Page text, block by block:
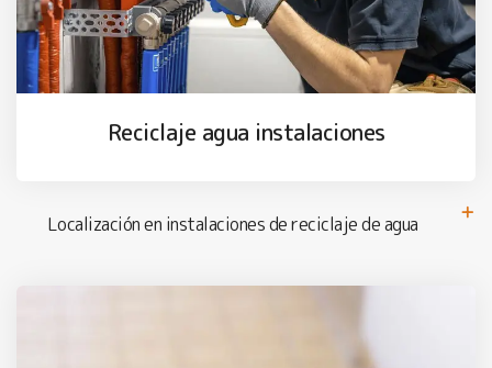
Reciclaje agua instalaciones
Localización en instalaciones de reciclaje de agua